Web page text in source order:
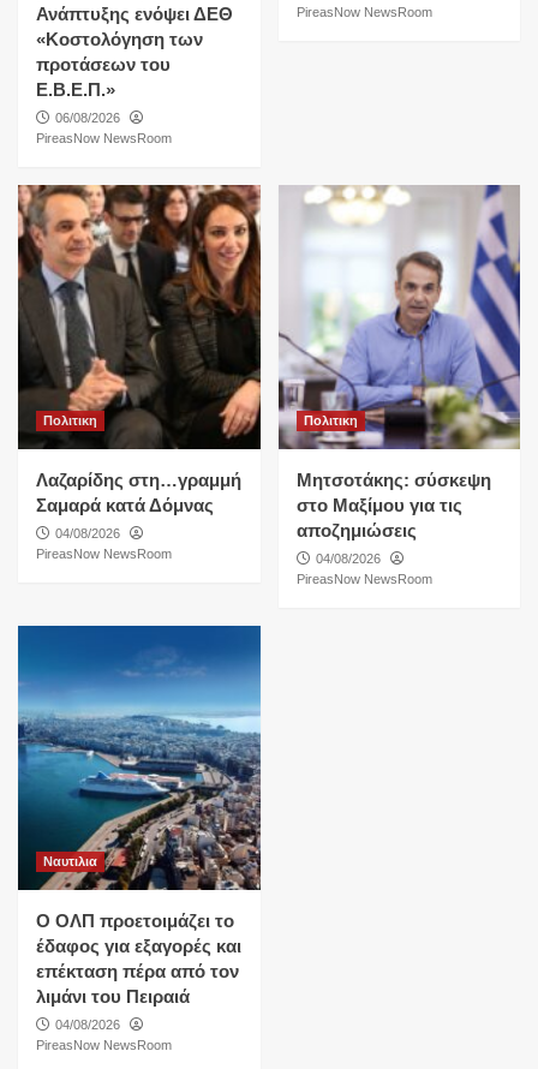
Ανάπτυξης ενόψει ΔΕΘ
«Κοστολόγηση των
προτάσεων του
Ε.Β.Ε.Π.»
06/08/2026
PireasNow NewsRoom
PireasNow NewsRoom
Πολιτικη
Λαζαρίδης στη…γραμμή
Σαμαρά κατά Δόμνας
04/08/2026
PireasNow NewsRoom
Πολιτικη
Μητσοτάκης: σύσκεψη
στο Μαξίμου για τις
αποζημιώσεις
04/08/2026
PireasNow NewsRoom
Ναυτιλια
O ΟΛΠ προετοιμάζει το
έδαφος για εξαγορές και
επέκταση πέρα από τον
λιμάνι του Πειραιά
04/08/2026
PireasNow NewsRoom